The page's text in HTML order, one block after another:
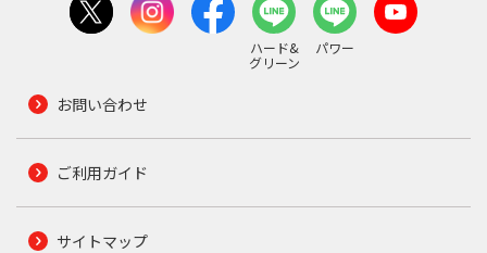
ハード&
グリーン
パワー
お問い合わせ
ご利用ガイド
サイトマップ